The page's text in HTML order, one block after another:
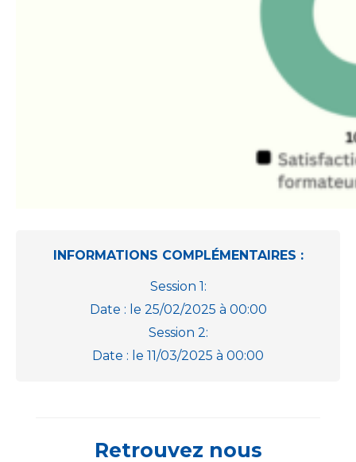
INFORMATIONS COMPLÉMENTAIRES :
Session 1:
Date : le 25/02/2025 à 00:00
Session 2:
Date : le 11/03/2025 à 00:00
Retrouvez nous